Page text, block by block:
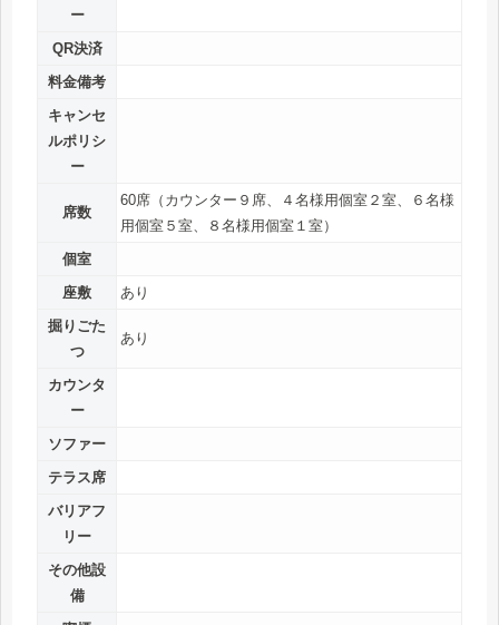
ー
QR決済
料金備考
キャンセ
ルポリシ
ー
席数
60席（カウンター９席、４名様用個室２室、６名様
用個室５室、８名様用個室１室）
個室
座敷
あり
掘りごた
つ
あり
カウンタ
ー
ソファー
テラス席
バリアフ
リー
その他設
備